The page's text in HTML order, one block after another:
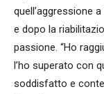
quell’aggressione
e dopo la
passione. “Ho
l’ho superato con
soddisfatto e